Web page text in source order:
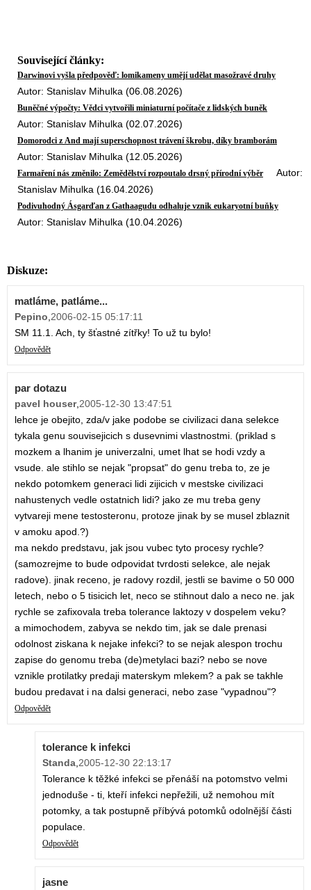
Související články:
Darwinovi vyšla předpověď: lomikameny umějí udělat masožravé druhy
Autor: Stanislav Mihulka (06.08.2026)
Buněčné výpočty: Vědci vytvořili miniaturní počítače z lidských buněk
Autor: Stanislav Mihulka (02.07.2026)
Domorodci z And mají superschopnost trávení škrobu, díky bramborám
Autor: Stanislav Mihulka (12.05.2026)
Farmaření nás změnilo: Zemědělství rozpoutalo drsný přírodní výběr Autor:
Stanislav Mihulka (16.04.2026)
Podivuhodný Ásgarďan z Gathaagudu odhaluje vznik eukaryotní buňky
Autor: Stanislav Mihulka (10.04.2026)
Diskuze:
matláme, patláme...
Pepino,2006-02-15 05:17:11
SM 11.1. Ach, ty šťastné zítřky! To už tu bylo!
Odpovědět
par dotazu
pavel houser,2005-12-30 13:47:51
lehce je obejito, zda/v jake podobe se civilizaci dana selekce
tykala genu souvisejicich s dusevnimi vlastnostmi. (priklad s
mozkem a lhanim je univerzalni, umet lhat se hodi vzdy a
vsude. ale stihlo se nejak "propsat" do genu treba to, ze je
nekdo potomkem generaci lidi zijicich v mestske civilizaci
nahustenych vedle ostatnich lidi? jako ze mu treba geny
vytvareji mene testosteronu, protoze jinak by se musel zblaznit
v amoku apod.?)
ma nekdo predstavu, jak jsou vubec tyto procesy rychle?
(samozrejme to bude odpovidat tvrdosti selekce, ale nejak
radove). jinak receno, je radovy rozdil, jestli se bavime o 50 000
letech, nebo o 5 tisicich let, neco se stihnout dalo a neco ne. jak
rychle se zafixovala treba tolerance laktozy v dospelem veku?
a mimochodem, zabyva se nekdo tim, jak se dale prenasi
odolnost ziskana k nejake infekci? to se nejak alespon trochu
zapise do genomu treba (de)metylaci bazi? nebo se nove
vznikle protilatky predaji materskym mlekem? a pak se takhle
budou predavat i na dalsi generaci, nebo zase "vypadnou"?
Odpovědět
tolerance k infekci
Standa,2005-12-30 22:13:17
Tolerance k těžké infekci se přenáší na potomstvo velmi
jednoduše - ti, kteří infekci nepřežili, už nemohou mít
potomky, a tak postupně příbývá potomků odolnější části
populace.
Odpovědět
jasne